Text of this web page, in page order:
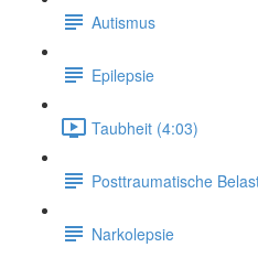
Autismus
Epilepsie
Taubheit (4:03)
Posttraumatische
Narkolepsie